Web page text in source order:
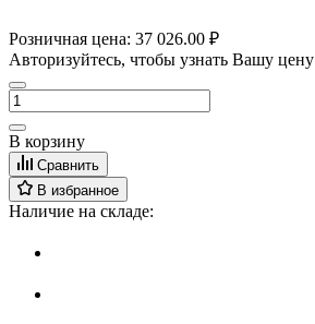
Розничная цена: 37 026.00 ₽
Авторизуйтесь, чтобы узнать Вашу цену
В корзину
Сравнить
В избранное
Наличие на складе: